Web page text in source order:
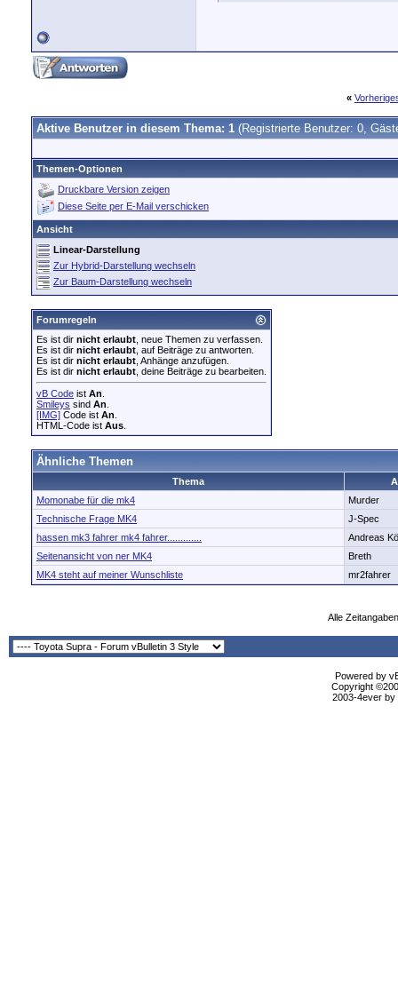
«
Aktive Benutzer in diesem Thema: 1 (Registrierte Benutzer: 0,
Themen-Optionen
Druckbare Version zeigen
Diese Seite per E-Mail verschicken
Ansicht
Linear-Darstellung
Zur Hybrid-Darstellung wechseln
Zur Baum-Darstellung wechseln
Forumregeln
Es ist dir nicht erlaubt , neue Themen zu verfassen.
Es ist dir nicht erlaubt , auf Beiträge zu antworten.
Es ist dir nicht erlaubt , Anhänge anzufügen.
Es ist dir nicht erlaubt , deine Beiträge zu bearbeiten.
vB Code ist An
Smileys sind An
[IMG] Code ist An
HTML-Code ist Aus
Ähnliche Themen
Thema
Momonabe für die mk4
Murder
Technische Frage MK4
J-Spec
hassen mk3 fahrer mk4 fahrer.............
Andreas
Seitenansicht von ner MK4
Breth
MK4 steht auf meiner Wunschliste
mr2fahrer
Alle
Powered by
Copyright
2003-4ever by